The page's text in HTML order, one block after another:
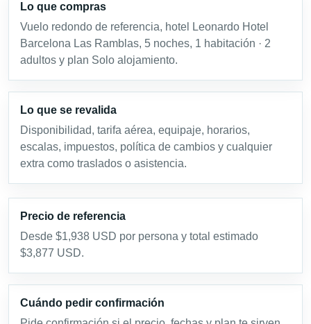
Lo que compras
Vuelo redondo de referencia, hotel Leonardo Hotel
Barcelona Las Ramblas, 5 noches, 1 habitación · 2
adultos y plan Solo alojamiento.
Lo que se revalida
Disponibilidad, tarifa aérea, equipaje, horarios,
escalas, impuestos, política de cambios y cualquier
extra como traslados o asistencia.
Precio de referencia
Desde $1,938 USD por persona y total estimado
$3,877 USD.
Cuándo pedir confirmación